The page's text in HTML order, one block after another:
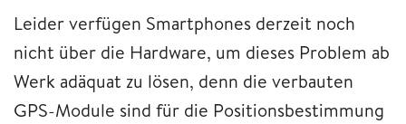
Leider verfügen Smartphones derzeit noch
nicht über die Hardware, um dieses Problem ab
Werk adäquat zu lösen, denn die verbauten
GPS-Module sind für die Positionsbestimmung